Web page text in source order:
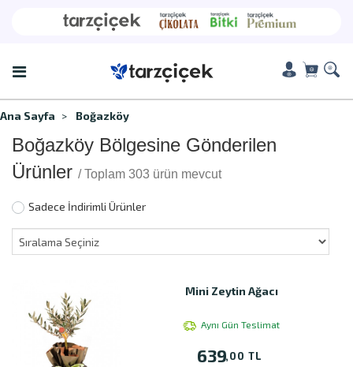
Ana Sayfa Boğazköy
Boğazköy Bölgesine Gönderilen
Ürünler / Toplam 303 ürün mevcut
Sadece İndirimli Ürünler
Mini Zeytin Ağacı
Aynı Gün Teslimat
639,00 TL